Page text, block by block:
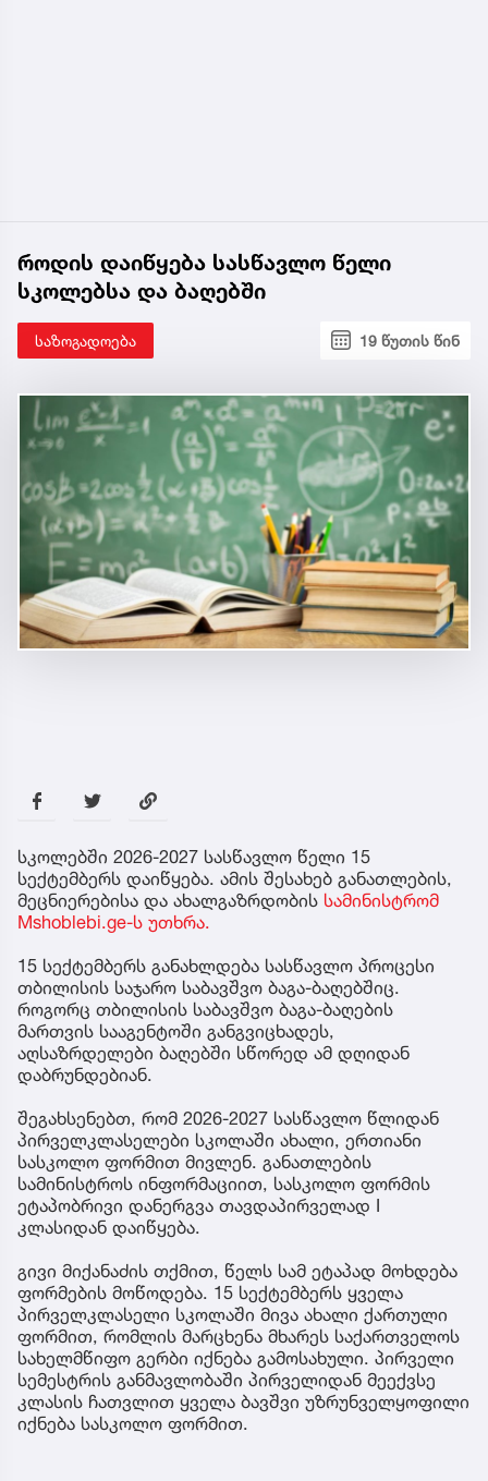
როდის დაიწყება სასწავლო წელი
სკოლებსა და ბაღებში
საზოგადოება 19 წუთის წინ
სკოლებში 2026-2027 სასწავლო წელი 15
სექტემბერს დაიწყება. ამის შესახებ განათლების,
მეცნიერებისა და ახალგაზრდობის სამინისტრომ
Mshoblebi.ge-ს უთხრა.
15 სექტემბერს განახლდება სასწავლო პროცესი
თბილისის საჯარო საბავშვო ბაგა-ბაღებშიც.
როგორც თბილისის საბავშვო ბაგა-ბაღების
მართვის სააგენტოში განგვიცხადეს,
აღსაზრდელები ბაღებში სწორედ ამ დღიდან
დაბრუნდებიან.
შეგახსენებთ, რომ 2026-2027 სასწავლო წლიდან
პირველკლასელები სკოლაში ახალი, ერთიანი
სასკოლო ფორმით მივლენ. განათლების
სამინისტროს ინფორმაციით, სასკოლო ფორმის
ეტაპობრივი დანერგვა თავდაპირველად I
კლასიდან დაიწყება.
გივი მიქანაძის თქმით, წელს სამ ეტაპად მოხდება
ფორმების მოწოდება. 15 სექტემბერს ყველა
პირველკლასელი სკოლაში მივა ახალი ქართული
ფორმით, რომლის მარცხენა მხარეს საქართველოს
სახელმწიფო გერბი იქნება გამოსახული. პირველი
სემესტრის განმავლობაში პირველიდან მეექვსე
კლასის ჩათვლით ყველა ბავშვი უზრუნველყოფილი
იქნება სასკოლო ფორმით.